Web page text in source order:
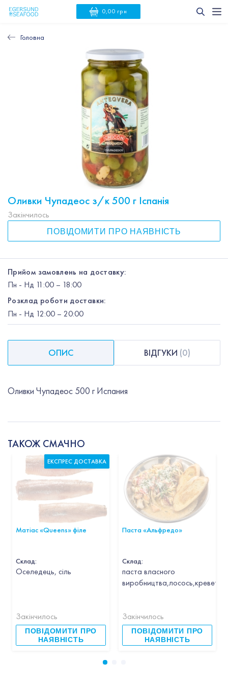
0,00 грн
Головна
Оливки Чупадеос з/к 500 г Іспанія
Закінчилось
ПОВІДОМИТИ ПРО НАЯВНІСТЬ
Прийом замовлень на доставку:
Пн - Нд 11:00 – 18:00
Розклад роботи доставки:
Пн - Нд 12:00 – 20:00
ОПИС ВІДГУКИ (0)
Оливки Чупадеос 500 г Испания
ТАКОЖ СМАЧНО
Матіас «Queens» філе
Склад:
Оселедець, сіль
Закінчилось
ПОВІДОМИТИ ПРО
НАЯВНІСТЬ
ЕКСПРЕС ДОСТАВКА
Паста «Альфредо»
Склад:
паста власного
Закінчилось
ПОВІДОМИТИ ПРО
НАЯВНІСТЬ